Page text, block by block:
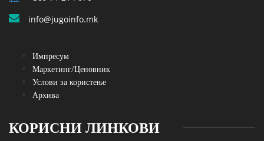
info@jugoinfo.mk
Импресум
Маркетинг/Ценовник
Услови за користење
Архива
КОРИСНИ ЛИНКОВИ